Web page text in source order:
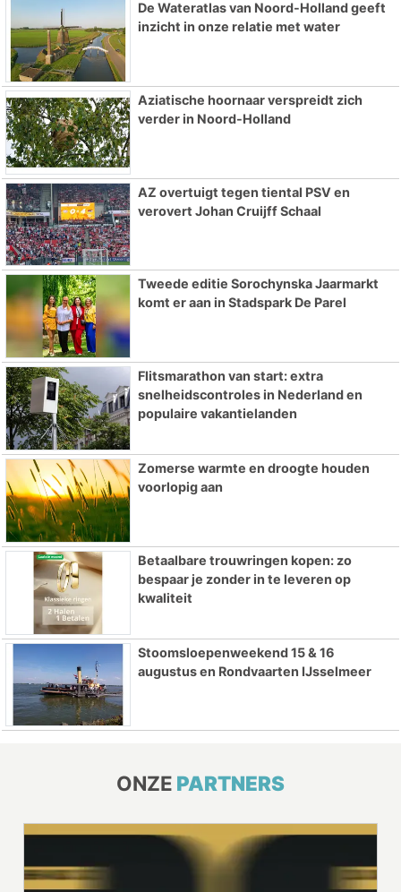
De Wateratlas van Noord-Holland geeft
inzicht in onze relatie met water
Aziatische hoornaar verspreidt zich
verder in Noord-Holland
AZ overtuigt tegen tiental PSV en
verovert Johan Cruijff Schaal
Tweede editie Sorochynska Jaarmarkt
komt er aan in Stadspark De Parel
Flitsmarathon van start: extra
snelheidscontroles in Nederland en
populaire vakantielanden
Zomerse warmte en droogte houden
voorlopig aan
Betaalbare trouwringen kopen: zo
bespaar je zonder in te leveren op
kwaliteit
Stoomsloepenweekend 15 & 16
augustus en Rondvaarten IJsselmeer
ONZE PARTNERS